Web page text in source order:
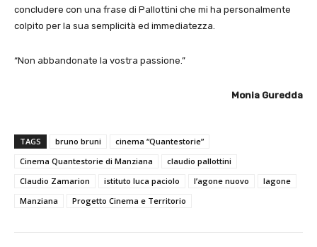
concludere con una frase di Pallottini che mi ha personalmente
colpito per la sua semplicità ed immediatezza.
“Non abbandonate la vostra passione.”
Monia Guredda
TAGS bruno bruni
cinema “Quantestorie”
Cinema Quantestorie di Manziana
claudio pallottini
Claudio Zamarion
istituto luca paciolo l’agone nuovo
lagone
Manziana
Progetto Cinema e Territorio